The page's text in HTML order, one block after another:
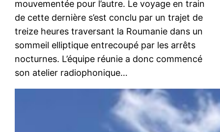
mouvementée pour l’autre. Le voyage en train
de cette dernière s’est conclu par un trajet de
treize heures traversant la Roumanie dans un
sommeil elliptique entrecoupé par les arrêts
nocturnes. L’équipe réunie a donc commencé
son atelier radiophonique…